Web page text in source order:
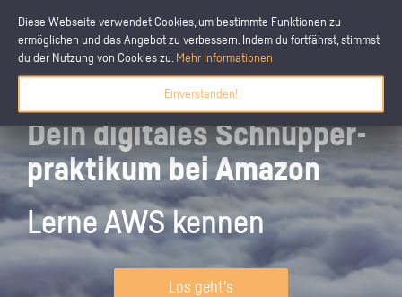
Diese Webseite verwendet Cookies, um bestimmte Funktionen zu
ermöglichen und das Angebot zu verbessern. Indem du fortfährst, stimmst
du der Nutzung von Cookies zu. Mehr Informationen
Einverstanden!
Dein digitales Schnupper­
praktikum bei Amazon
Lerne AWS kennen
Los geht's